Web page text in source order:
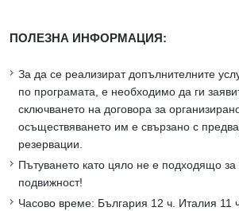
ПОЛЕЗНА ИНФОРМАЦИЯ:
За да се реализират допълнителните
по програмата, е необходимо да ги
сключването на договора за
осъществяването им е свързано с
резервации.
Пътуването като цяло не е подходящо за
подвижност!
Часово време: България 12 ч. Италия 11